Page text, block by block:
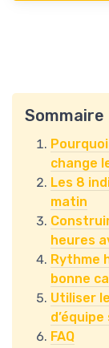
Sommaire
change
Les 8
matin
heures
Rythme
bonne
Utiliser
FAQ